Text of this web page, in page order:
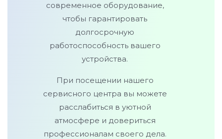
современное оборудование,
чтобы гарантировать
долгосрочную
работоспособность вашего
устройства.
При посещении нашего
сервисного центра вы можете
расслабиться в уютной
атмосфере и довериться
профессионалам своего дела.